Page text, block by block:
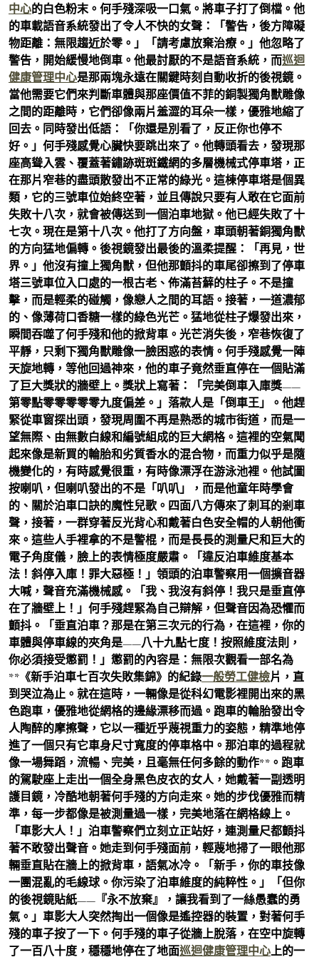
中心的白色粉末。何手殘深吸一口氣。將車子打了倒檔。他
的車載語音系統發出了令人不快的女聲：「警告，後方障礙
物距離：無限趨近於零。」「請考慮放棄治療。」他忽略了
警告，開始緩慢地倒車。他最討厭的不是語音系統，而巡迴
健康管理中心是那兩塊永遠在關鍵時刻自動收折的後視鏡。
當他需要它們來判斷車體與那座價值不菲的銅製獨角獸雕像
之間的距離時，它們卻像兩片羞澀的耳朵一樣，優雅地縮了
回去。同時發出低語：「你還是別看了，反正你也停不
好。」何手殘感覺心臟快要跳出來了。他轉頭看去，發現那
座高聳入雲、覆蓋著鏽跡斑斑鐵網的多層機械式停車塔，正
在那片窄巷的盡頭散發出不正常的綠光。這棟停車塔是個異
類，它的三號車位始終空著，並且傳說只要有人敢在它面前
失敗十八次，就會被傳送到一個泊車地獄。他已經失敗了十
七次。現在是第十八次。他打了方向盤，車頭朝著銅獨角獸
的方向猛地偏轉。後視鏡發出最後的溫柔提醒：「再見，世
界。」他沒有撞上獨角獸，但他那顫抖的車尾卻擦到了停車
塔三號車位入口處的一根古老、佈滿苔蘚的柱子。不是撞
擊，而是輕柔的碰觸，像戀人之間的耳語。接著，一道濃郁
的、像薄荷口香糖一樣的綠色光芒。猛地從柱子爆發出來，
瞬間吞噬了何手殘和他的掀背車。光芒消失後，窄巷恢復了
平靜，只剩下獨角獸雕像一臉困惑的表情。何手殘感覺一陣
天旋地轉，等他回過神來，他的車子竟然垂直停在一個貼滿
了巨大獎狀的牆壁上。獎狀上寫著：「完美倒車入庫獎——
第零點零零零零零九度偏差。」落款人是「倒車王」。他趕
緊從車窗探出頭，發現周圍不再是熟悉的城市街道，而是一
望無際、由無數白線和編號組成的巨大網格。這裡的空氣聞
起來像是新買的輪胎和劣質香水的混合物，而重力似乎是隨
機變化的，有時感覺很重，有時像漂浮在游泳池裡。他試圖
按喇叭，但喇叭發出的不是「叭叭」，而是他童年時學會
的、關於泊車口訣的魔性兒歌。四面八方傳來了刺耳的剎車
聲，接著，一群穿著反光背心和戴著白色安全帽的人朝他衝
來。這些人手裡拿的不是警棍，而是長長的測量尺和巨大的
電子角度儀，臉上的表情極度嚴肅。「違反泊車維度基本
法！斜停入庫！罪大惡極！」領頭的泊車警察用一個擴音器
大喊，聲音充滿機械感。「我、我沒有斜停！我只是垂直停
在了牆壁上！」何手殘趕緊為自己辯解，但聲音因為恐懼而
顫抖。「垂直泊車？那是在第三次元的行為，在這裡，你的
車體與停車線的夾角是——八十九點七度！按照維度法則，
你必須接受懲罰！」懲罰的內容是：無限次觀看一部名為
**《新手泊車七百次失敗集錦》的紀錄一般勞工健檢片，直
到哭泣為止。就在這時，一輛像是從科幻電影裡開出來的黑
色跑車，優雅地從網格的邊緣漂移而過。跑車的輪胎發出令
人陶醉的摩擦聲，它以一種近乎蔑視重力的姿態，精準地停
進了一個只有它車身尺寸寬度的停車格中。那泊車的過程就
像一場舞蹈，流暢、完美，且毫無任何多餘的動作**。跑車
的駕駛座上走出一個全身黑色皮衣的女人，她戴著一副透明
護目鏡，冷酷地朝著何手殘的方向走來。她的步伐優雅而精
準，每一步都像是被測量過一樣，完美地落在網格線上。
「車影大人！」泊車警察們立刻立正站好，連測量尺都顫抖
著不敢發出聲音。她走到何手殘面前，輕蔑地掃了一眼他那
輛垂直貼在牆上的掀背車，語氣冰冷。「新手，你的車技像
一團混亂的毛線球。你污染了泊車維度的純粹性。」「但你
的後視鏡貼紙——『永不放棄』，讓我看到了一絲愚蠢的勇
氣。」車影大人突然掏出一個像是遙控器的裝置，對著何手
殘的車子按了一下。何手殘的車子從牆上脫落，在空中旋轉
了一百八十度，穩穩地停在了地面巡迴健康管理中心上的一